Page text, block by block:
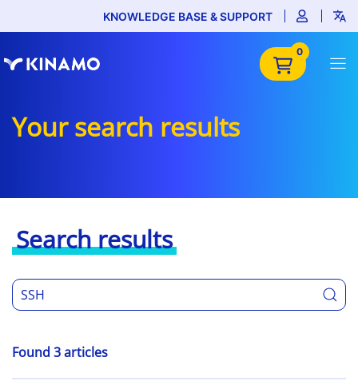
KNOWLEDGE BASE & SUPPORT
0
Your search results
Search results
Found 3 articles